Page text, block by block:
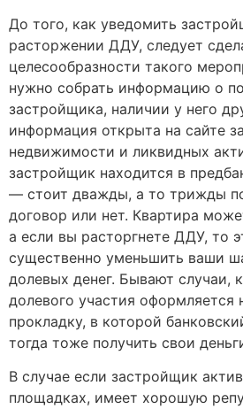
До того, как уведомить
расторжении ДДУ, следует
целесообразности такого
нужно собрать информацию о
застройщика, наличии у него
информация открыта на сайте
недвижимости и ликвидных
застройщик находится в
— стоит дважды, а то трижды
договор или нет. Квартира
а если вы расторгнете ДДУ, то
существенно уменьшить ваши
долевых денег. Бывают случаи,
долевого участия оформляется
прокладку, в которой
тогда тоже получить свои
В случае если застройщик
площадках, имеет хорошую